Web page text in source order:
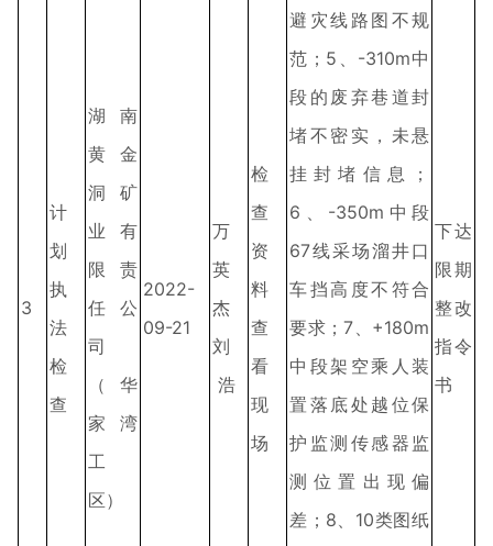
3
计
划
执
法
检
查
湖南
黄金
洞矿
业有
限责
任公
司
（华
家湾
工
区）
2022-
09-21
万
英
杰
刘
浩
检
查
资
料
查
看
现
场
避灾线路图不规
范；5、-310m中
段的废弃巷道封
堵不密实，未悬
挂封堵信息；
6、-350m中段
67线采场溜井口
车挡高度不符合
要求；7、+180m
中段架空乘人装
置落底处越位保
护监测传感器监
测位置出现偏
差；8、10类图纸
下达
限期
整改
指令
书